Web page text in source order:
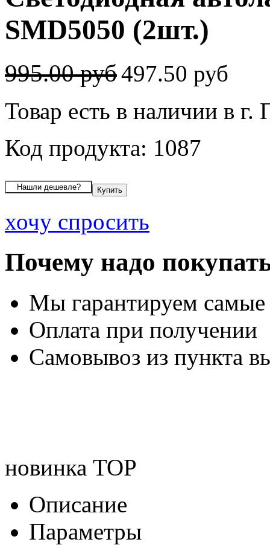
SMD5050 (2шт.)
995.00 руб497.50 руб
Товар есть в наличии в г.
Код продукта: 1087
хочу спросить
Почему надо
Мы гарантируем
Оплата при получении
Самовывоз из пункта
новинка TOP
Описание
Параметры